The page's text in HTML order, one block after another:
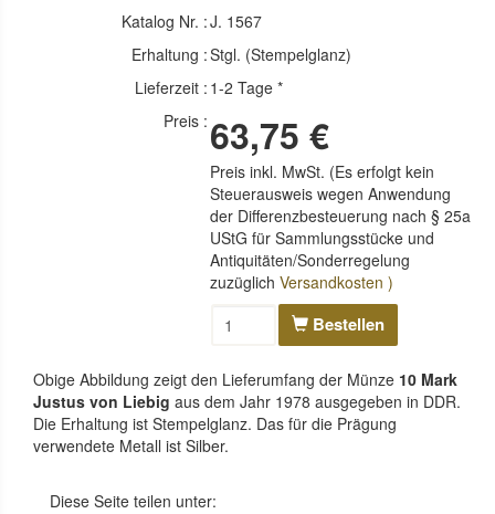
Katalog Nr. :J. 1567
Erhaltung :Stgl. (Stempelglanz)
Lieferzeit : 1-2 Tage *
Preis : 63,75 €
Preis inkl. MwSt. (Es erfolgt kein
Steuerausweis wegen Anwendung
der Differenzbesteuerung nach § 25a
UStG für Sammlungsstücke und
Antiquitäten/Sonderregelung
zuzüglichVersandkosten )
Bestellen
Obige Abbildung zeigt den Lieferumfang der Münze 10 Mark
Justus von Liebig aus dem Jahr 1978 ausgegeben in DDR.
Die Erhaltung ist Stempelglanz. Das für die Prägung
verwendete Metall ist Silber.
Diese Seite teilen unter: